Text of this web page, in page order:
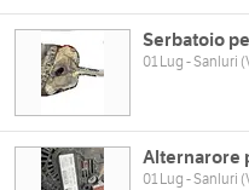
Serbatoio
01 Lug - Sanluri
Alternarore
01 Lug - Sanluri